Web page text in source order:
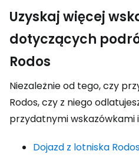
Uzyskaj więcej
dotyczących
Rodos
Niezależnie od tego, czy
Rodos, czy z niego
przydatnymi wskazówkami
Dojazd z lotniska